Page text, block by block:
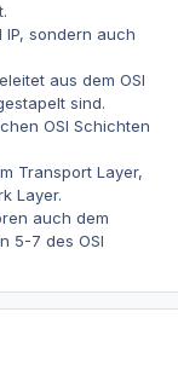
IP, sondern auch
aus dem OSI
sind.
OSI Schichten
Transport Layer,
Layer.
auch dem
5-7 des OSI